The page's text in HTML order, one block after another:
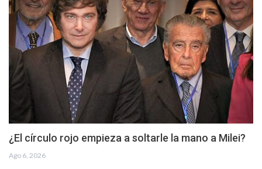
¿El círculo rojo empieza a soltarle la mano a Milei?
Ago 6, 2026